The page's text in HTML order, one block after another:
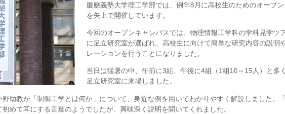
慶應義塾大学理工学部では、例年8月に高校生のためのオープ
を矢上で開催しています。
今回のオープンキャンパスでは、物理情報工学科の学科見学ツ
に足立研究室が選ばれ、高校生に向けて簡単な研究内容の説明
レーションを行うことになりました。
当日は猛暑の中、午前に3組、午後に4組（1組10～15人）と多
足立研究室に来場しました。
助教が「制御工学とは何か」について、身近な例を用いてわかりやすく解説しました。「
めて耳にする言葉のようでしたが、興味深く説明を聞いてくれました。